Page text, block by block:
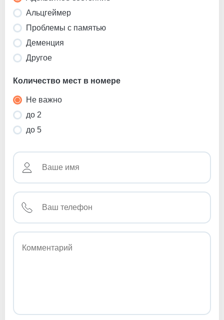
Альцгеймер
Проблемы с памятью
Деменция
Другое
Количество мест в номере
Не важно
до 2
до 5